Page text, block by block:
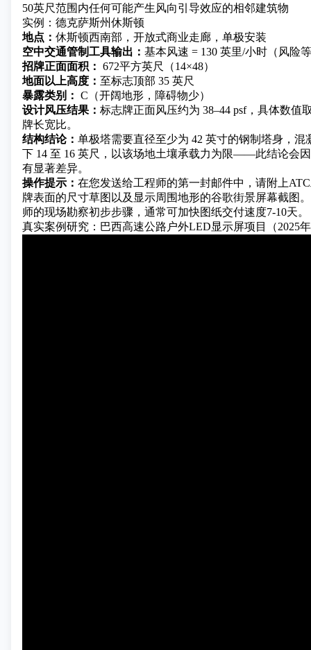
50英尺范围内任何可能产生风向引导效应的相邻建筑物
实例：德克萨斯州休斯顿
地点： 休斯顿西南部，开放式商业走廊，单极安装
空中交通管制工具输出： 基本风速 = 130 英里/小时（风险
招牌正面面积： 672平方英尺（14×48）
地面以上高度： 至标志顶部 35 英尺
暴露类别： C（开阔地形，障碍物少）
设计风压结果： 标志牌正面风压约为 38–44 psf，具体数值
牌长宽比。
结构结论： 单极塔需要直径至少为 42 英寸的钢制塔身，混
下 14 至 16 英尺，以该场地土壤承载力为限——此结论会
有显著差异。
操作提示： 在您发送给工程师的第一封邮件中，请附上
牌表面的尺寸草图以及显示周围地形的谷歌街景屏幕截图
师的现场勘察初步步骤，通常可加快图纸交付速度7-10天。
真实案例研究：巴西高速公路户外LED显示屏项目（2025